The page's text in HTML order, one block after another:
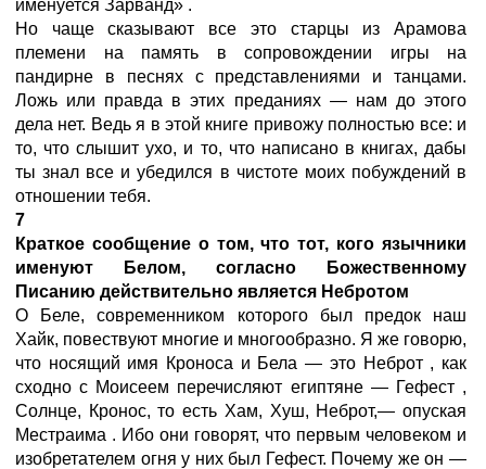
именуется Зарванд» .
Но чаще сказывают все это старцы из Арамова
племени на память в сопровождении игры на
пандирне в песнях с представлениями и танцами.
Ложь или правда в этих преданиях — нам до этого
дела нет. Ведь я в этой книге привожу полностью все: и
то, что слышит ухо, и то, что написано в книгах, дабы
ты знал все и убедился в чистоте моих побуждений в
отношении тебя.
7
Краткое сообщение о том, что тот, кого язычники
именуют Белом, согласно Божественному
Писанию действительно является Небротом
О Беле, современником которого был предок наш
Хайк, повествуют многие и многообразно. Я же говорю,
что носящий имя Кроноса и Бела — это Неброт , как
сходно с Моисеем перечисляют египтяне — Гефест ,
Солнце, Кронос, то есть Хам, Хуш, Неброт,— опуская
Местраима . Ибо они говорят, что первым человеком и
изобретателем огня у них был Гефест. Почему же он —